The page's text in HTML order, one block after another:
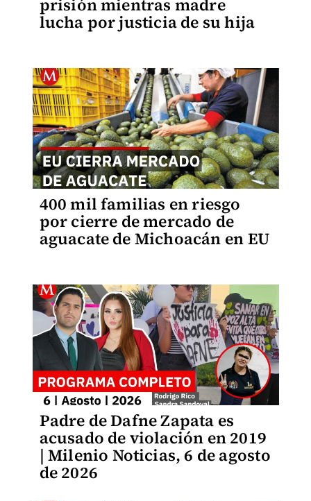
prisión mientras madre
lucha por justicia de su hija
400 mil familias en riesgo
por cierre de mercado de
aguacate de Michoacán en EU
Padre de Dafne Zapata es
acusado de violación en 2019
| Milenio Noticias, 6 de agosto
de 2026